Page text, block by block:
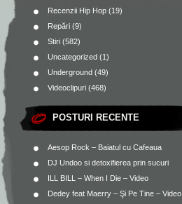
Recenzii Hip Hop (19)
Repări (9)
Stiri (582)
Uncategorized (1)
Underground (49)
Videoclipuri (468)
POSTURI RECENTE
Aesop Rock – Baiatul cu Cafeaua
DJ Undoo si detoxifierea prin sucuri
ILL BILL – When I Die – Video
Dedey feat Maerry – Şi Pe Tine – Video